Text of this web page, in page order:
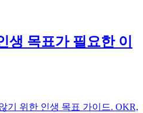
생 목표가 필요한 이
기 위한 인생 목표 가이드. OKR,